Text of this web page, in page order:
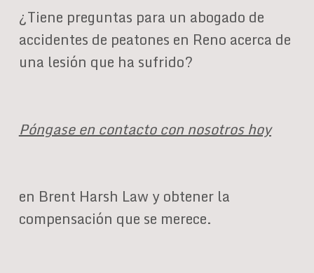
¿Tiene preguntas para un abogado de
accidentes de peatones en Reno acerca de
una lesión que ha sufrido?
Póngase en contacto con nosotros hoy
en Brent Harsh Law y obtener la
compensación que se merece.